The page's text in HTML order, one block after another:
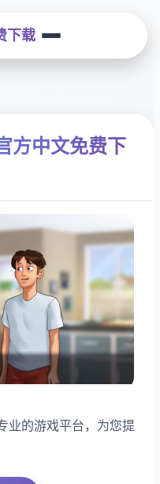
下载
方中文免费下
业的游戏平台，为您提